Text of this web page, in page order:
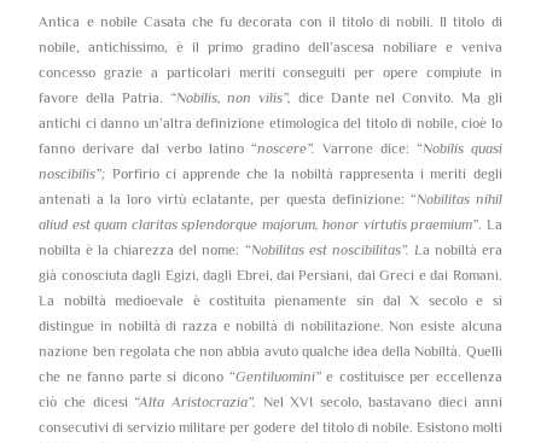
Antica e nobile Casata che fu decorata con il titolo di nobili. Il titolo di
nobile, antichissimo, è il primo gradino dell’ascesa nobiliare e veniva
concesso grazie a particolari meriti conseguiti per opere compiute in
favore della Patria. “Nobilis, non vilis”, dice Dante nel Convito. Ma gli
antichi ci danno un’altra definizione etimologica del titolo di nobile, cioè lo
fanno derivare dal verbo latino “noscere”. Varrone dice: “Nobilis quasi
noscibilis”; Porfirio ci apprende che la nobiltà rappresenta i meriti degli
antenati a la loro virtù eclatante, per questa definizione: “Nobilitas nihil
aliud est quam claritas splendorque majorum, honor virtutis praemium”. La
nobilta è la chiarezza del nome: “Nobilitas est noscibilitas”. La nobiltà era
già conosciuta dagli Egizi, dagli Ebrei, dai Persiani, dai Greci e dai Romani.
La nobiltà medioevale è costituita pienamente sin dal X secolo e si
distingue in nobiltà di razza e nobiltà di nobilitazione. Non esiste alcuna
nazione ben regolata che non abbia avuto qualche idea della Nobiltà. Quelli
che ne fanno parte si dicono “Gentiluomini”e costituisce per eccellenza
ciò che dicesi “Alta Aristocrazia”. Nel XVI secolo, bastavano dieci anni
consecutivi di servizio militare per godere del titolo di nobile. Esistono molti